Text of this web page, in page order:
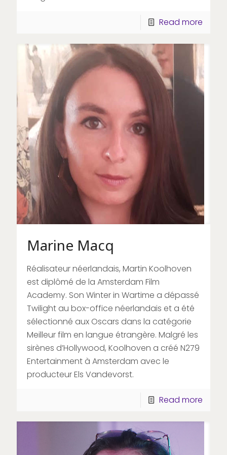
Read more
Marine Macq
Réalisateur néerlandais, Martin Koolhoven
est diplômé de la Amsterdam Film
Academy. Son Winter in Wartime a dépassé
Twilight au box-office néerlandais et a été
sélectionné aux Oscars dans la catégorie
Meilleur film en langue étrangère. Malgré les
sirènes d’Hollywood, Koolhoven a créé N279
Entertainment à Amsterdam avec le
producteur Els Vandevorst.
Read more